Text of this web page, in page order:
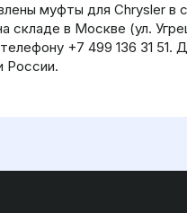
муфты для Chrysler в
складе в Москве (ул.
+7 499 136 31 51.
России.